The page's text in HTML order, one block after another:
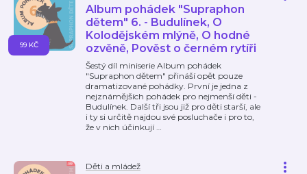
Album pohádek "Supraphon
dětem" 6. - Budulínek, O
Kolodějském mlýně, O hodné
ozvěně, Pověst o černém rytíři
Šestý díl miniserie Album pohádek
"Supraphon dětem" přináší opět pouze
dramatizované pohádky. První je jedna z
nejznámějších pohádek pro nejmenší děti -
Budulínek. Další tři jsou již pro děti starší, ale
i ty si určitě najdou své posluchače i pro to,
že v nich účinkují …
99 KČ
Děti a mládež